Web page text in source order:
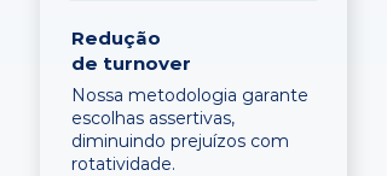
Redução
de turnover
Nossa metodologia garante
escolhas assertivas,
diminuindo prejuízos com
rotatividade.